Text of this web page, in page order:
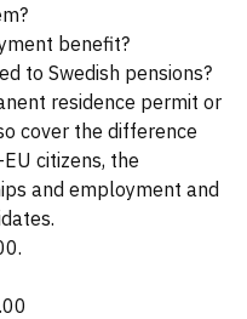
benefit?
to Swedish pensions?
residence permit or
cover the difference
citizens, the
and employment and